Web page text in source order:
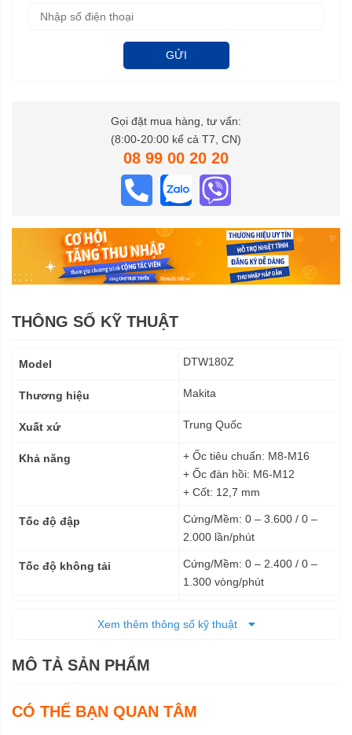
GỬI
Gọi đặt mua hàng, tư vấn:
(8:00-20:00 kể cả T7, CN)
08 99 00 20 20
THÔNG SỐ KỸ THUẬT
kỹ
Model DTW180Z
Thương hiệu Makita
Xuất xứ Trung Quốc
Khả năng
+ Ốc tiêu chuẩn: M8-M16
+ Ốc đàn hồi: M6-M12
+ Cốt: 12,7 mm
Tốc độ đập
Cứng/Mềm: 0 – 3.600 / 0 –
2.000 lần/phút
Tốc độ không tải
Cứng/Mềm: 0 – 2.400 / 0 –
1.300 vòng/phút
Kích thước (DxRxC)
+ Với BL1830B / BL1840B /
Xem thêm thông số kỹ thuật
MÔ TẢ SẢN PHẨM
CÓ THỂ BẠN QUAN TÂM